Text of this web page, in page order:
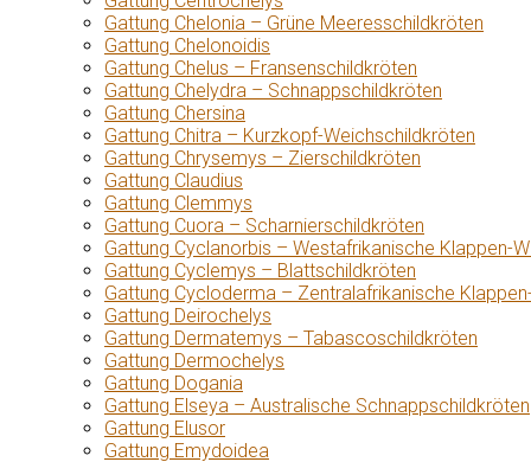
Gattung Chelonia – Grüne Meeresschildkröten
Gattung Chelonoidis
Gattung Chelus – Fransenschildkröten
Gattung Chelydra – Schnappschildkröten
Gattung Chersina
Gattung Chitra – Kurzkopf-Weichschildkröten
Gattung Chrysemys – Zierschildkröten
Gattung Claudius
Gattung Clemmys
Gattung Cuora – Scharnierschildkröten
Gattung Cyclanorbis – Westafrikanische Klappen-
Gattung Cyclemys – Blattschildkröten
Gattung Cycloderma – Zentralafrikanische
Gattung Deirochelys
Gattung Dermatemys – Tabascoschildkröten
Gattung Dermochelys
Gattung Dogania
Gattung Elseya – Australische Schnappschildkröten
Gattung Elusor
Gattung Emydoidea